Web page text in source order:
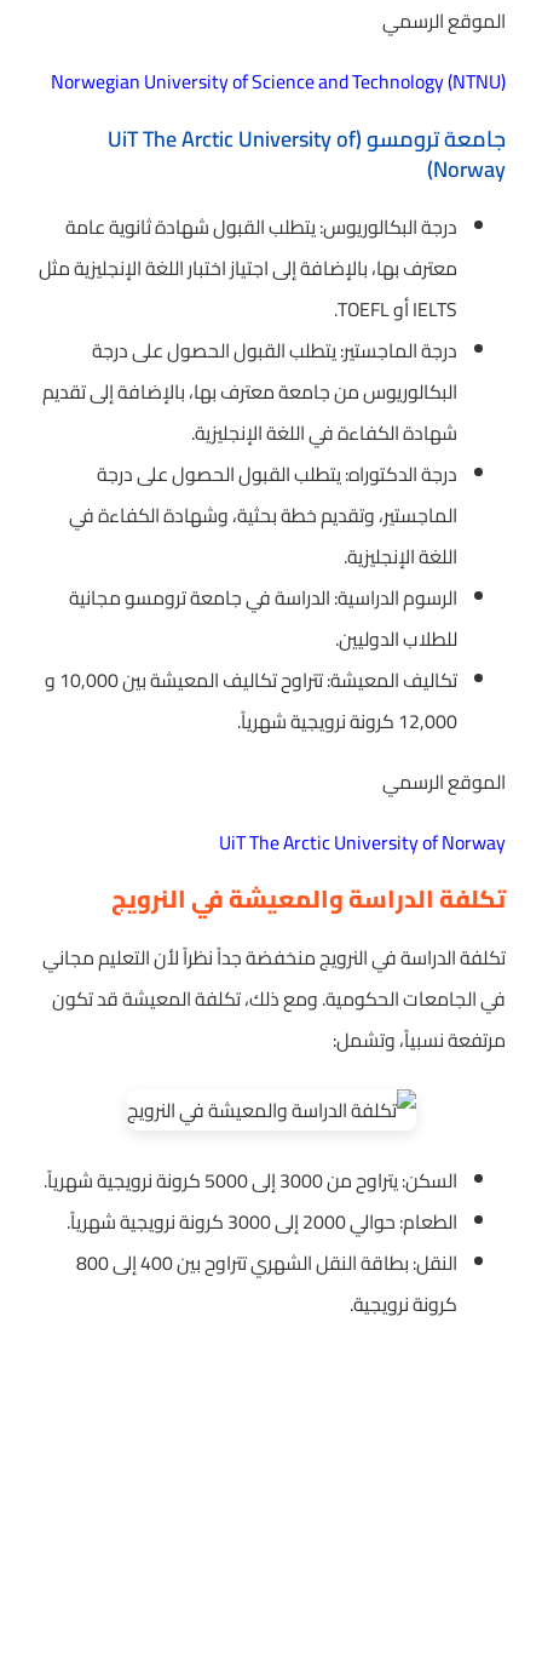
الموقع الرسمي
Norwegian University of Science and Technology (NTNU)
جامعة ترومسو (UiT The Arctic University of
Norway)
درجة البكالوريوس: يتطلب القبول شهادة ثانوية عامة
معترف بها، بالإضافة إلى اجتياز اختبار اللغة الإنجليزية مثل
IELTS أو TOEFL.
درجة الماجستير: يتطلب القبول الحصول على درجة
البكالوريوس من جامعة معترف بها، بالإضافة إلى تقديم
شهادة الكفاءة في اللغة الإنجليزية.
درجة الدكتوراه: يتطلب القبول الحصول على درجة
الماجستير، وتقديم خطة بحثية، وشهادة الكفاءة في
اللغة الإنجليزية.
الرسوم الدراسية: الدراسة في جامعة ترومسو مجانية
للطلاب الدوليين.
تكاليف المعيشة: تتراوح تكاليف المعيشة بين 10,000 و
12,000 كرونة نرويجية شهرياً.
الموقع الرسمي
UiT The Arctic University of Norway
تكلفة الدراسة والمعيشة في النرويج
تكلفة الدراسة في النرويج منخفضة جداً نظراً لأن التعليم مجاني
في الجامعات الحكومية. ومع ذلك، تكلفة المعيشة قد تكون
مرتفعة نسبياً، وتشمل:
السكن: يتراوح من 3000 إلى 5000 كرونة نرويجية شهرياً.
الطعام: حوالي 2000 إلى 3000 كرونة نرويجية شهرياً.
النقل: بطاقة النقل الشهري تتراوح بين 400 إلى 800
كرونة نرويجية.